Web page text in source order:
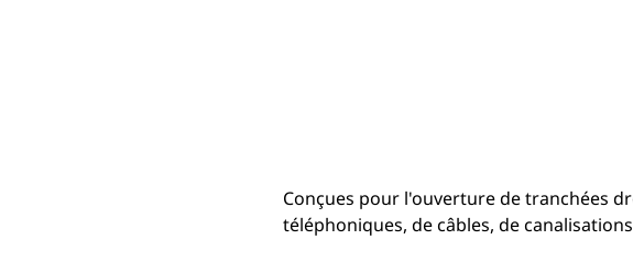
Conçues pour l'ouverture de tranchées
téléphoniques, de câbles, de